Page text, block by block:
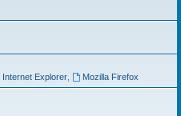
Internet Explorer, Mozilla Firefox